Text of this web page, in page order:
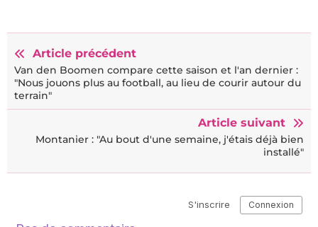
Article précédent
Van den Boomen compare cette saison et l'an dernier :
"Nous jouons plus au football, au lieu de courir autour du
terrain"
Article suivant
Montanier : "Au bout d'une semaine, j'étais déjà bien
installé"